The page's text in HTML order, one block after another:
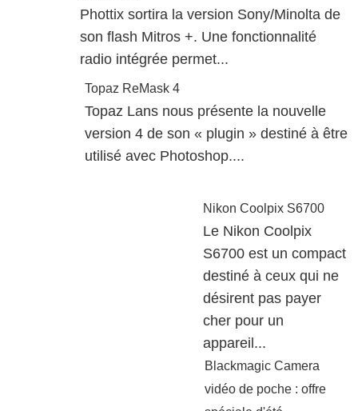
Phottix sortira la version Sony/Minolta de
son flash Mitros +. Une fonctionnalité
radio intégrée permet...
Topaz ReMask 4
Topaz Lans nous présente la nouvelle
version 4 de son « plugin » destiné à être
utilisé avec Photoshop....
Nikon Coolpix S6700
Le Nikon Coolpix
S6700 est un compact
destiné à ceux qui ne
désirent pas payer
cher pour un
appareil...
Blackmagic Camera
vidéo de poche : offre